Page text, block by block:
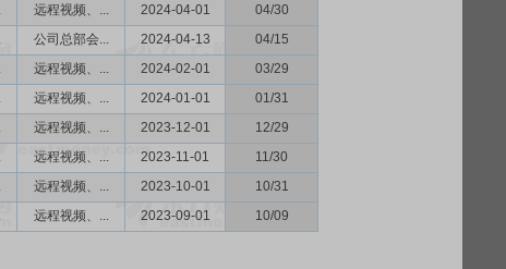
远程视频、... 2024-04-01
04/30
公司总部会... 2024-04-13
04/15
远程视频、... 2024-02-01
03/29
远程视频、... 2024-01-01
01/31
远程视频、... 2023-12-01
12/29
远程视频、... 2023-11-01
11/30
远程视频、... 2023-10-01
10/31
远程视频、... 2023-09-01 10/09